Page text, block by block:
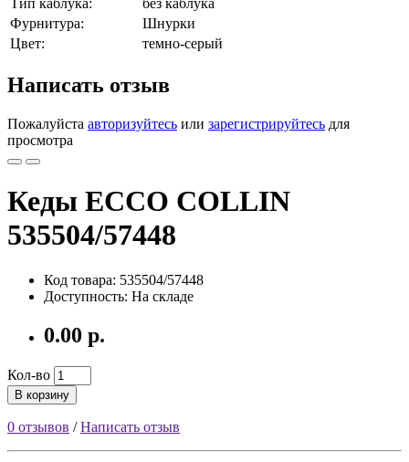
Тип каблука:
без каблука
Фурнитура:
Шнурки
Цвет:
темно-серый
Написать отзыв
Пожалуйста авторизуйтесь или зарегистрируйтесь для
просмотра
Кеды ECCO COLLIN
535504/57448
Код товара: 535504/57448
Доступность: На складе
0.00 р.
Кол-во
В корзину
0 отзывов /Написать отзыв